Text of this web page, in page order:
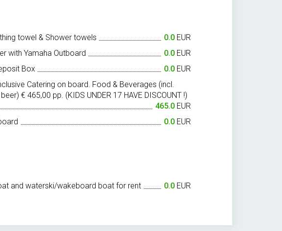
towel & Shower towels 0.0 EUR
with Yamaha Outboard
0.0 EUR
Box
0.0 EUR
Catering on board. Food & Beverages (incl.
€ 465,00 pp. (KIDS UNDER 17 HAVE DISCOUNT !)
465.0 EUR
0.0 EUR
and waterski/wakeboard boat for rent 0.0 EUR